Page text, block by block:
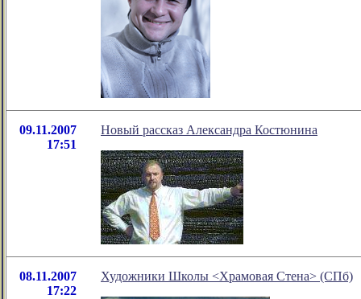
09.11.2007
17:51
Новый рассказ Александра Костюнина
08.11.2007
17:22
Художники Школы <Храмовая Стена> (СПб)